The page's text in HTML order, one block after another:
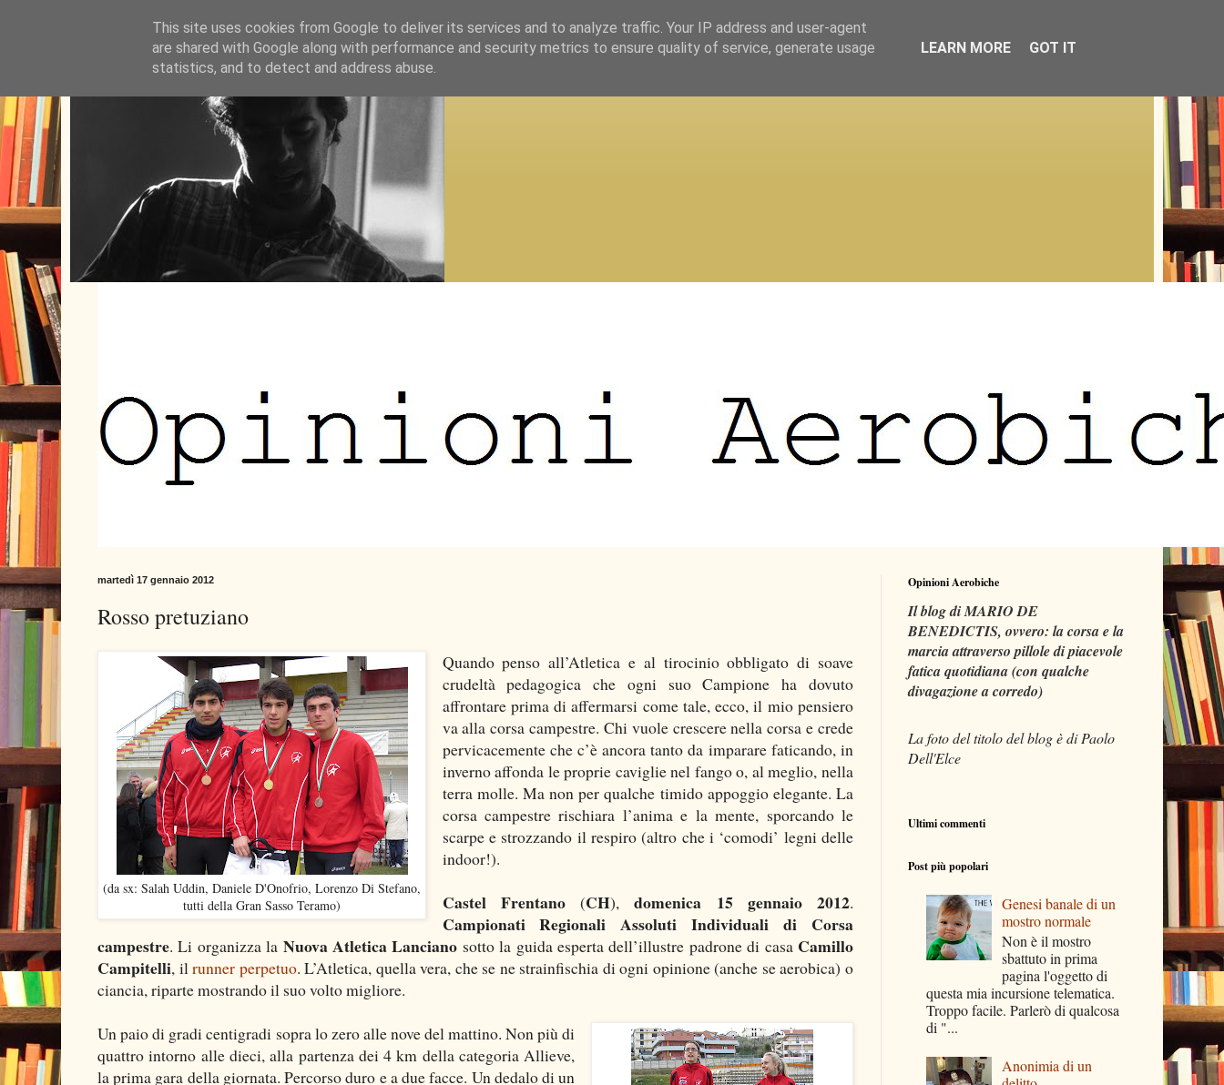
martedì 17 gennaio 2012
Rosso pretuziano
(da sx: Salah Uddin, Daniele D'Onofrio, Lorenzo Di Stefano,
tutti della Gran Sasso Teramo)
Quando penso all’Atletica e al tirocinio obbligato di soave
crudeltà pedagogica che ogni suo Campione ha dovuto
affrontare prima di affermarsi come tale, ecco, il mio pensiero
va alla corsa campestre. Chi vuole crescere nella corsa e crede
pervicacemente che c’è ancora tanto da imparare faticando, in
inverno affonda le proprie caviglie nel fango o, al meglio, nella
terra molle. Ma non per qualche timido appoggio elegante. La
corsa campestre rischiara l’anima e la mente, sporcando le
scarpe e strozzando il respiro (altro che i ‘comodi’ legni delle
indoor!).
Castel Frentano(CH),domenica 15 gennaio 2012.
Campionati Regionali Assoluti Individuali di Corsa
campestre. Li organizza la Nuova Atletica Lanciano sotto la guida esperta dell’illustre padrone di casa Camillo
Campitelli, ilrunner perpetuo. L’Atletica, quella vera, che se ne strainfischia di ogni opinione (anche se aerobica) o
ciancia, riparte mostrando il suo volto migliore.
Un paio di gradi centigradi sopra lo zero alle nove del mattino. Non più di
quattro intorno alle dieci, alla partenza dei 4 km della categoria Allieve,
la prima gara della giornata. Percorso duro e a due facce. Un dedalo di un
Opinioni Aerobiche
Il blog di MARIO DE
BENEDICTIS, ovvero: la corsa e la
marcia attraverso pillole di piacevole
fatica quotidiana (con qualche
divagazione a corredo)
La foto del titolo del blog è di Paolo
Dell'Elce
Ultimi commenti
Post più popolari
Genesi banale di un
mostro normale
Non è il mostro
sbattuto in prima
pagina l'oggetto di
questa mia incursione telematica.
Troppo facile. Parlerò di qualcosa
di "...
Anonimia di un
This site uses cookies from Google to deliver its services and to analyze traffic. Your IP address and user-agent
are shared with Google along with performance and security metrics to ensure quality of service, generate usage
statistics, and to detect and address abuse.
LEARN MORE GOT IT